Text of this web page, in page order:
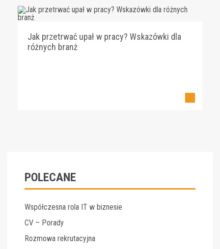
Jak przetrwać upał w pracy? Wskazówki dla
różnych branż
POLECANE
Współczesna rola IT w biznesie
CV – Porady
Rozmowa rekrutacyjna